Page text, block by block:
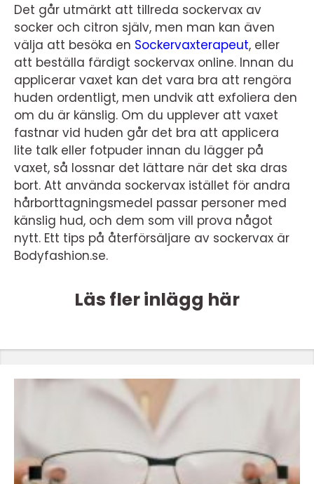
Det går utmärkt att tillreda sockervax av
socker och citron själv, men man kan även
välja att besöka en Sockervaxterapeut, eller
att beställa färdigt sockervax online. Innan du
applicerar vaxet kan det vara bra att rengöra
huden ordentligt, men undvik att exfoliera den
om du är känslig. Om du upplever att vaxet
fastnar vid huden går det bra att applicera
lite talk eller fotpuder innan du lägger på
vaxet, så lossnar det lättare när det ska dras
bort. Att använda sockervax istället för andra
hårborttagningsmedel passar personer med
känslig hud, och dem som vill prova något
nytt. Ett tips på återförsäljare av sockervax är
Bodyfashion.se.
Läs fler inlägg här